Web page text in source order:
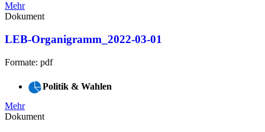
Mehr
Dokument
LEB-Organigramm_2022-03-01
Formate: pdf
Politik & Wahlen
Mehr
Dokument